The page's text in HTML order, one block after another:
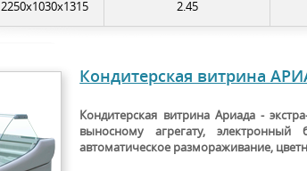
2250х1030х1315 2.45
Кондитерская витрина
Кондитерская витрина Ариада -
выносному агрегату,
автоматическое размораживание,